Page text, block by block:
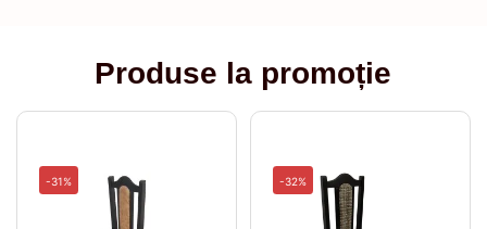
Produse la promoție
-31%
fost:
286,00 lei.
Prețul
-32%
fost:
285,00 lei.
Prețul